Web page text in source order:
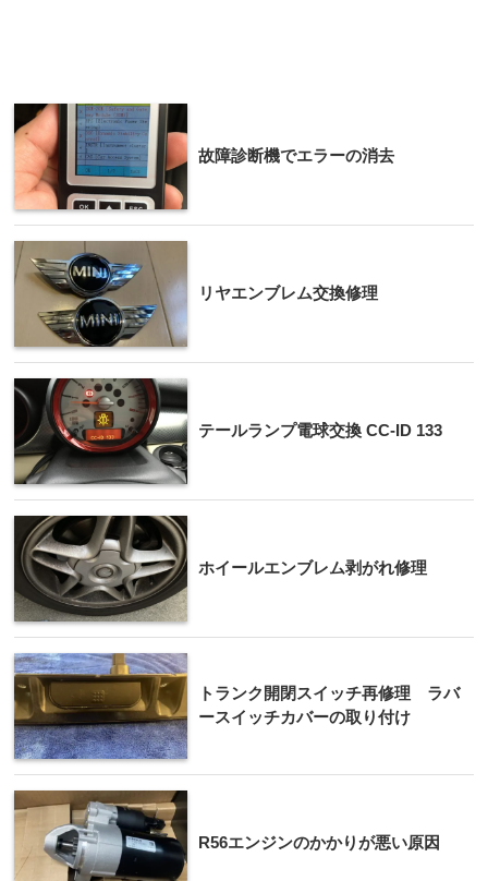
故障診断機でエラーの消去
リヤエンブレム交換修理
テールランプ電球交換 CC-ID 133
ホイールエンブレム剥がれ修理
トランク開閉スイッチ再修理 ラバ
ースイッチカバーの取り付け
R56エンジンのかかりが悪い原因